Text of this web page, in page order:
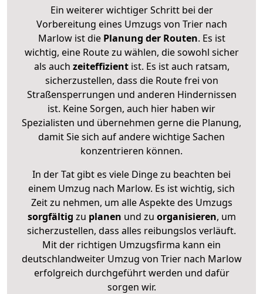
Ein weiterer wichtiger Schritt bei der
Vorbereitung eines Umzugs von Trier nach
Marlow ist diePlanung der Routen. Es ist
wichtig, eine Route zu wählen, die sowohl sicher
als auch zeiteffizientist. Es ist auch ratsam,
sicherzustellen, dass die Route frei von
Straßensperrungen und anderen Hindernissen
ist. Keine Sorgen, auch hier haben wir
Spezialisten und übernehmen gerne die Planung,
damit Sie sich auf andere wichtige Sachen
konzentrieren können.
In der Tat gibt es viele Dinge zu beachten bei
einem Umzug nach Marlow. Es ist wichtig, sich
Zeit zu nehmen, um alle Aspekte des Umzugs
sorgfältig zu planen und zu organisieren, um
sicherzustellen, dass alles reibungslos verläuft.
Mit der richtigen Umzugsfirma kann ein
deutschlandweiter Umzug von Trier nach Marlow
erfolgreich durchgeführt werden und dafür
sorgen wir.